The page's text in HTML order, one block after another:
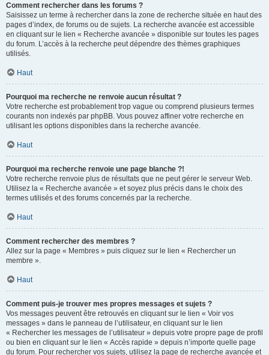
Comment rechercher dans les forums ?
Saisissez un terme à rechercher dans la zone de recherche située en haut des
pages d’index, de forums ou de sujets. La recherche avancée est accessible
en cliquant sur le lien « Recherche avancée » disponible sur toutes les pages
du forum. L’accès à la recherche peut dépendre des thèmes graphiques
utilisés.
Haut
Pourquoi ma recherche ne renvoie aucun résultat ?
Votre recherche est probablement trop vague ou comprend plusieurs termes
courants non indexés par phpBB. Vous pouvez affiner votre recherche en
utilisant les options disponibles dans la recherche avancée.
Haut
Pourquoi ma recherche renvoie une page blanche ?!
Votre recherche renvoie plus de résultats que ne peut gérer le serveur Web.
Utilisez la « Recherche avancée » et soyez plus précis dans le choix des
termes utilisés et des forums concernés par la recherche.
Haut
Comment rechercher des membres ?
Allez sur la page « Membres » puis cliquez sur le lien « Rechercher un
membre ».
Haut
Comment puis-je trouver mes propres messages et sujets ?
Vos messages peuvent être retrouvés en cliquant sur le lien « Voir vos
messages » dans le panneau de l’utilisateur, en cliquant sur le lien
« Rechercher les messages de l’utilisateur » depuis votre propre page de profil
ou bien en cliquant sur le lien « Accès rapide » depuis n’importe quelle page
du forum. Pour rechercher vos sujets, utilisez la page de recherche avancée et